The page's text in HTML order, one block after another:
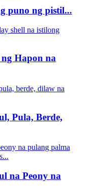
puno ng pistil...
Hapon na
Pula, Berde,
na Peony na